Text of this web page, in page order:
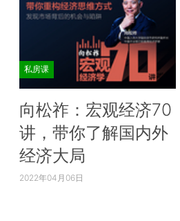
私房课
向松祚：宏观经济70
讲，带你了解国内外
经济大局
2022年04月06日